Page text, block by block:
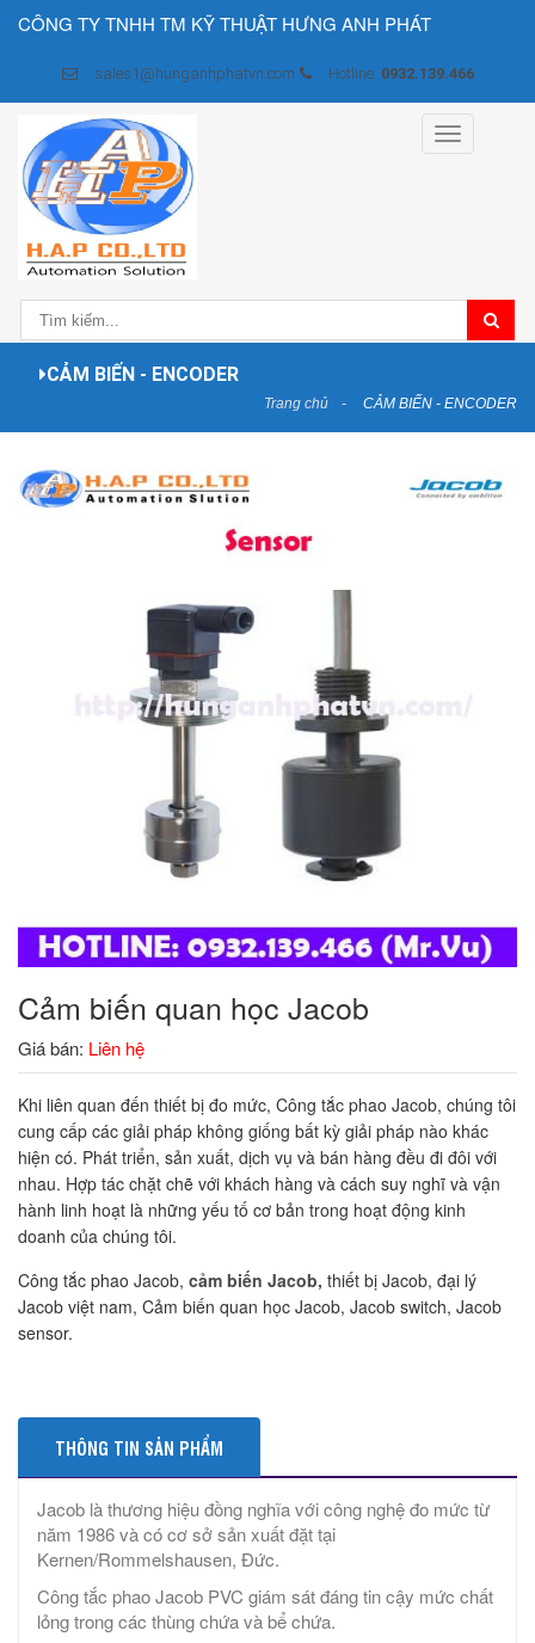
CÔNG TY TNHH TM KỸ THUẬT HƯNG ANH PHÁT
sales1@hunganhphatvn.com Hotline: 0932.139.466
Toggle
navigation
CẢM BIẾN - ENCODER
Trang chủ CẢM BIẾN - ENCODER
Cảm biến quan học Jacob
Giá bán: Liên hệ
Khi liên quan đến thiết bị đo mức, Công tắc phao Jacob, chúng tôi
cung cấp các giải pháp không giống bất kỳ giải pháp nào khác
hiện có. Phát triển, sản xuất, dịch vụ và bán hàng đều đi đôi với
nhau. Hợp tác chặt chẽ với khách hàng và cách suy nghĩ và vận
hành linh hoạt là những yếu tố cơ bản trong hoạt động kinh
doanh của chúng tôi.
Công tắc phao Jacob, cảm biến Jacob, thiết bị Jacob, đại lý
Jacob việt nam, Cảm biến quan học Jacob, Jacob switch, Jacob
sensor.
THÔNG TIN SẢN PHẨM
Jacob là thương hiệu đồng nghĩa với công nghệ đo mức từ
năm 1986 và có cơ sở sản xuất đặt tại
Kernen/Rommelshausen, Đức.
Công tắc phao Jacob PVC giám sát đáng tin cậy mức chất
lỏng trong các thùng chứa và bể chứa.